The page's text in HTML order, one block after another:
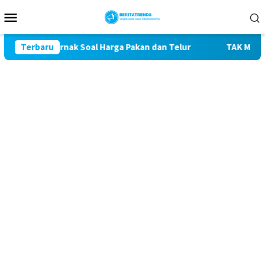
ke
Mobile
Terbaru
Peternak Soal Harga Pakan dan Telur TAK MAU